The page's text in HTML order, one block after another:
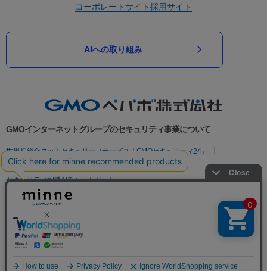
コーポレートサイト採用サイト
AIへの取り組み
GMOインターネットグループのセキュリティ事業について
世界初総合ネットセキュリティサービス「GMOセキュリティ24」
パスワード漏洩診断
Webサイトリスク診断
セキュリティ相談AIチャットボット
実在証明・盗聴対策
サイバー攻撃対策（GMO Flatt Security）
セキュリティ事業の軌跡